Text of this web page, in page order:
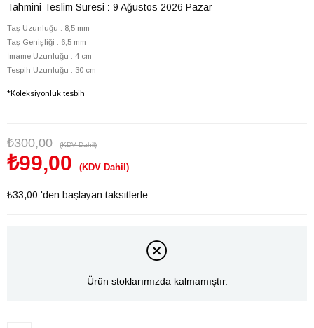
Tahmini Teslim Süresi : 9 Ağustos 2026 Pazar
Taş Uzunluğu : 8,5 mm
Taş Genişliği : 6,5 mm
İmame Uzunluğu : 4 cm
Tespih Uzunluğu : 30 cm
*Koleksiyonluk tesbih
₺300,00 (KDV Dahil)
₺99,00 (KDV Dahil)
₺33,00 'den başlayan taksitlerle
Ürün stoklarımızda kalmamıştır.